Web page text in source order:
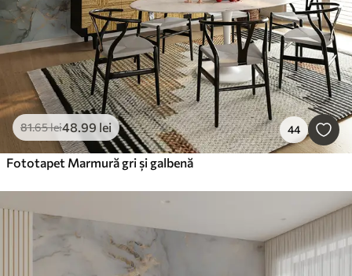
81.65lei48.99 lei 44
Fototapet Marmură gri și galbenă